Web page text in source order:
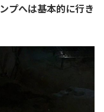
プへは基本的に行き